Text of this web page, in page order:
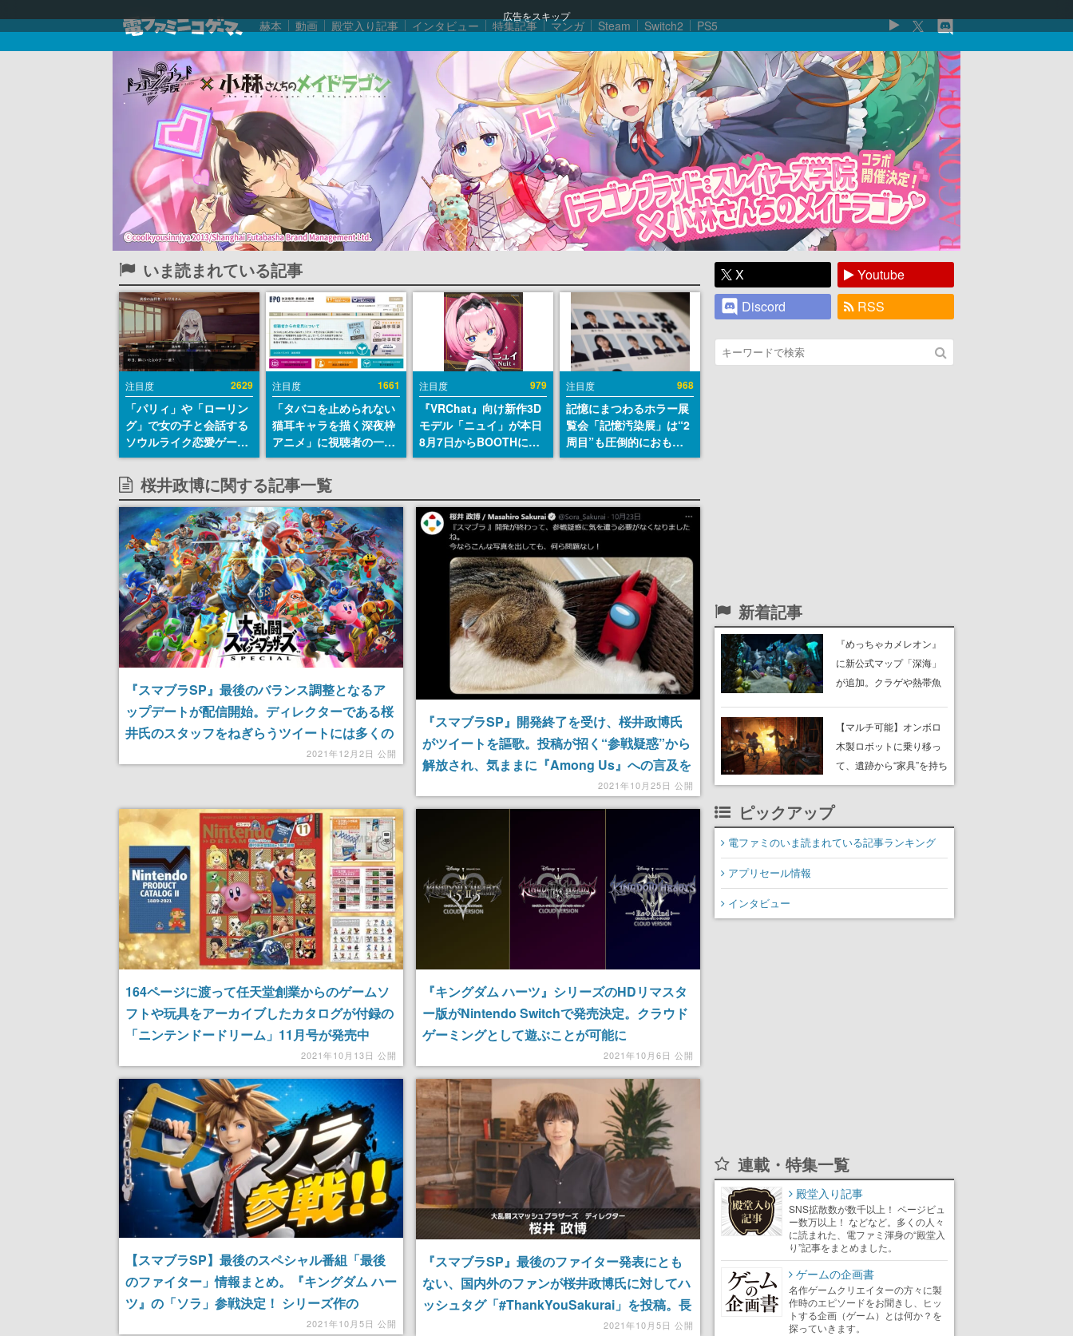
広告をスキップ
赫本 動画 殿堂入り記事 インタビュー 特集記事 マンガ Steam Switch2 PS5
いま読まれている記事
注目度 2629
「パリィ」や「ローリン
グ」で女の子と会話する
ソウルライク恋愛ゲーム
『小早川さんはソウルラ
イク』無料公開。返事に
失敗すると「YOU
DIED」
注目度 1661
「タバコを止められない
猫耳キャラを描く深夜枠
アニメ」に視聴者の一部
から批判意見。違法薬物
の使用と思しき描写も含
めて、BPOが議論を交わ
す
注目度 979
『VRChat』向け新作3D
モデル「ニュイ」が本日
8月7日からBOOTHにて
発売。瞳に光る星や感情
注目度 968
記憶にまつわるホラー展
覧会「記憶汚染展」は“2
周目”も圧倒的におもし
ろい。自分の記憶が“汚
わる。1周目はホラーと
して、2周目はミステリ
ーの解決編として【ネタ
バレあり】
桜井政博に関する記事一覧
『スマブラSP』最後のバランス調整となるア
ップデートが配信開始。ディレクターである桜
井氏のスタッフをねぎらうツイートには多くの
2021年12月2日 公開
『スマブラSP』開発終了を受け、桜井政博氏
がツイートを謳歌。投稿が招く“参戦疑惑”から
解放され、気ままに『Among Us』への言及を
2021年10月25日 公開
164ページに渡って任天堂創業からのゲームソ
フトや玩具をアーカイブしたカタログが付録の
「ニンテンドードリーム」11月号が発売中
2021年10月13日 公開
『キングダム ハーツ』シリーズのHDリマスタ
ー版がNintendo Switchで発売決定。クラウド
ゲーミングとして遊ぶことが可能に
2021年10月6日 公開
【スマブラSP】最後のスペシャル番組「最後
のファイター」情報まとめ。『キングダム ハー
ツ』の「ソラ」参戦決定！ シリーズ作の
Nintendo Switch版もリリースへ2021年10月5日 公開
『スマブラSP』最後のファイター発表にとも
ない、国内外のファンが桜井政博氏に対してハ
ッシュタグ「#ThankYouSakurai」を投稿。長
2021年10月5日 公開
X
Youtube
Discord
RSS
新着記事
『めっちゃカメレオン』
に新公式マップ「深海」
が追加。クラゲや熱帯魚
や大きな貝も
【マルチ可能】オンボロ
木製ロボットに乗り移っ
て、遺跡から“家具”を持ち
帰るホラーアクションゲ
売。迫る“腐敗”から逃げ延
び、持ち帰った家具で基
ピックアップ
電ファミのいま読まれている記事ランキング
アプリセール情報
インタビュー
連載・特集一覧
殿堂入り記事
SNS拡散数が数千以上！ ページビュ
ー数万以上！ などなど。多くの人々
に読まれた、電ファミ渾身の“殿堂入
り”記事をまとめました。
ゲームの企画書
名作ゲームクリエイターの方々に製
作時のエピソードをお聞きし、ヒッ
トする企画（ゲーム）とは何か？を
探っていきます。